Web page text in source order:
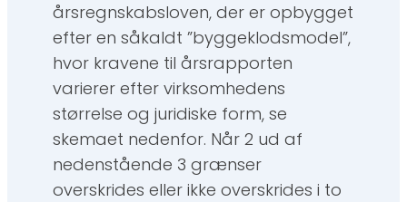
årsregnskabsloven, der er opbygget
efter en såkaldt ”byggeklodsmodel”,
hvor kravene til årsrapporten
varierer efter virksomhedens
størrelse og juridiske form, se
skemaet nedenfor. Når 2 ud af
nedenstående 3 grænser
overskrides eller ikke overskrides i to